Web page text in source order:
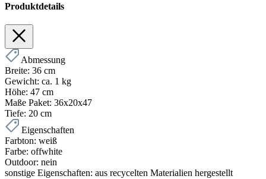
Produktdetails
Abmessung
Breite: 36 cm
Gewicht: ca. 1 kg
Höhe: 47 cm
Maße Paket: 36x20x47
Tiefe: 20 cm
Eigenschaften
Farbton: weiß
Farbe: offwhite
Outdoor: nein
sonstige Eigenschaften: aus recycelten Materialien hergestellt